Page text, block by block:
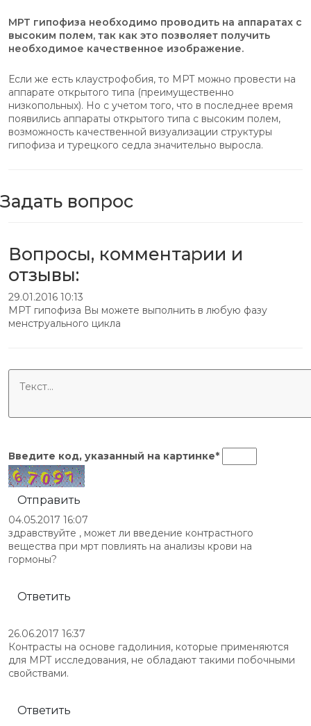
МРТ гипофиза необходимо проводить на аппаратах с
высоким полем, так как это позволяет получить
необходимое качественное изображение.
Если же есть клаустрофобия, то МРТ можно провести на
аппарате открытого типа (преимущественно
низкопольных). Но с учетом того, что в последнее время
появились аппараты открытого типа с высоким полем,
возможность качественной визуализации структуры
гипофиза и турецкого седла значительно выросла.
Задать вопрос
Вопросы, комментарии и
отзывы:
29.01.2016 10:13
МРТ гипофиза Вы можете выполнить в любую фазу
менструального цикла
Введите код, указанный на картинке*
Отправить
04.05.2017 16:07
здравствуйте , может ли введение контрастного
вещества при мрт повлиять на анализы крови на
гормоны?
Ответить
26.06.2017 16:37
Контрасты на основе гадолиния, которые применяются
для МРТ исследования, не обладают такими побочными
свойствами.
Ответить